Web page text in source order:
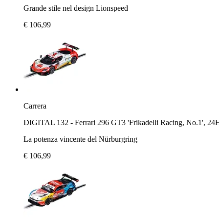
Grande stile nel design Lionspeed
€ 106,99
Carrera
DIGITAL 132 - Ferrari 296 GT3 'Frikadelli Racing, No.1',
La potenza vincente del Nürburgring
€ 106,99